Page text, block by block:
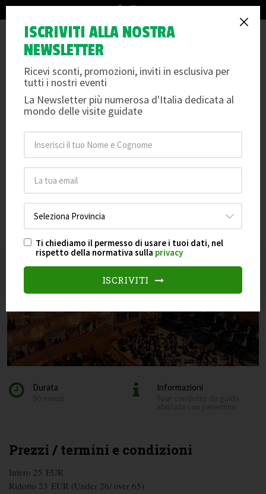
info@arteemusei.com
La vendita dei biglietti è chiusa per questa data.
IL TEATRO LA FENICE
Per info e dettagli scorri oltre le date e le foto
Le date non sono disponibili per la prenotazione.
Durata Informazioni
Prezzi / termini e condizioni
Intero 25 EUR
Ridotto 23 EUR (Under 26/ over 65)
ISCRIVITI ALLA NOSTRA
NEWSLETTER
Ricevi sconti, promozioni, inviti in esclusiva per
tutti i nostri eventi
La Newsletter più numerosa d'Italia dedicata al
mondo delle visite guidate
Ti chiediamo il permesso di usare i tuoi dati, nel
rispetto della normativa sulla privacy
ISCRIVITI